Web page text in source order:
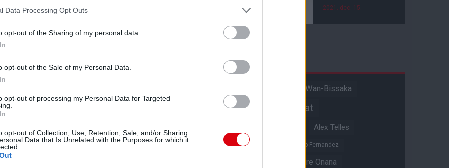
Data Processing Opt Outs
opt-out of the Sharing of my personal data.
opt-out of the Sale of my Personal Data.
opt-out of processing my Personal Data for Targeted
opt-out of Collection, Use, Retention, Sale, and/or Sharing
Data that Is Unrelated with the Purposes for which it
percben megfordította a találkozó állását. Graham
megszerezve második gólját a tornán, elõnyhöz
végére maradt a dráma, ugyanis Ronaldó kiváló
kapuba juttatta szinte a meccs utolsó
azonban elég kicsiny, hiszen le kell gyõzniük
Államok ellen.
on is!
2021. dec. 15.
Aaron Wan-Bissaka
Akadémiai csapat
Alex Telles
Altay Bayindir Alvaro Fernandez
Andre Onana